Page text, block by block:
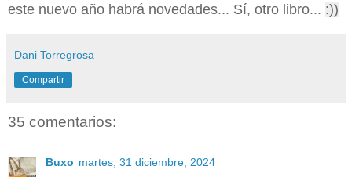
este nuevo año habrá novedades... Sí, otro libro... :))
Dani Torregrosa
Compartir
35 comentarios:
Buxo martes, 31 diciembre, 2024